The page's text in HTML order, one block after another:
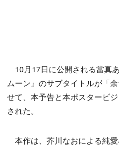
10月17日に公開される當真
ムーン』のサブタイトルが「
せて、本予告と本ポスタービ
された。
本作は、芥川なおによる純